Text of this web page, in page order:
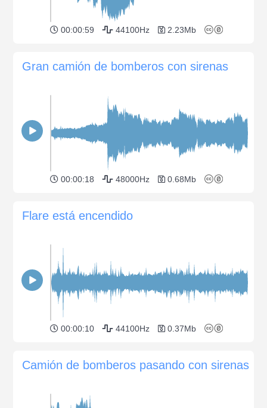
00:00:59 44100Hz 2.23Mb
Gran camión de bomberos con sirenas
00:00:18 48000Hz 0.68Mb
Flare está encendido
00:00:10 44100Hz 0.37Mb
Camión de bomberos pasando con sirenas